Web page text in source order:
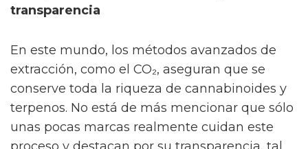
transparencia
En este mundo, los métodos avanzados de
extracción, como el CO₂, aseguran que se
conserve toda la riqueza de cannabinoides y
terpenos. No está de más mencionar que sólo
unas pocas marcas realmente cuidan este